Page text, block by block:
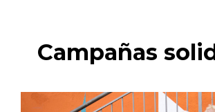
Campañas